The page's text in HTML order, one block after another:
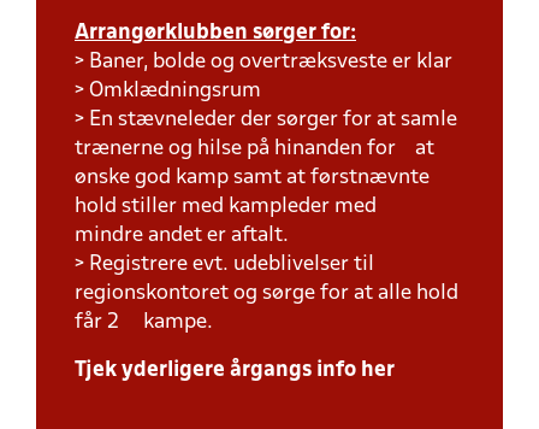
Arrangørklubben sørger for:
> Baner, bolde og overtræksveste er klar
> Omklædningsrum
> En stævneleder der sørger for at samle
trænerne og hilse på hinanden for at
ønske god kamp samt at førstnævnte
hold stiller med kampleder med
mindre andet er aftalt.
> Registrere evt. udeblivelser til
regionskontoret og sørge for at alle hold
får 2 kampe.
Tjek yderligere årgangs info her